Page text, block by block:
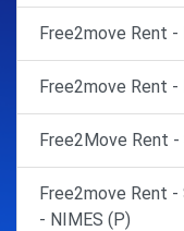
Free2move Rent -
Free2move Rent -
Free2Move Rent -
Free2move Rent -
- NIMES (P)